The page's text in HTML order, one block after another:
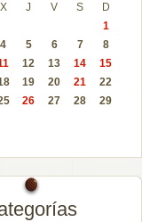
X J V S
D
1
4 5 6 7
8
12 13 14
15
19 20 21
22
26 27 28
29